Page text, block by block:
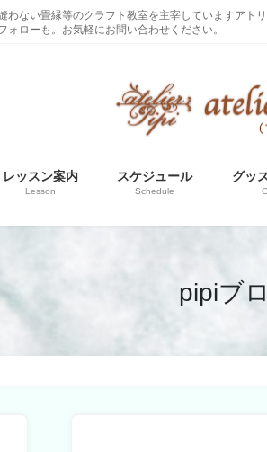
ない畳縁等のクラフト教室を主宰していますアト
ローも。お気軽にお問い合わせください。
レッスン案内
Lesson
スケジュール
Schedule
グッ
pipiブ